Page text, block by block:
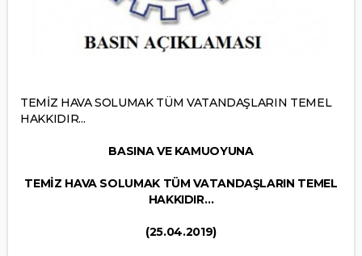
TEMİZ HAVA SOLUMAK TÜM VATANDAŞLARIN TEMEL
HAKKIDIR...
BASINA VE KAMUOYUNA
TEMİZ HAVA SOLUMAK TÜM VATANDAŞLARIN TEMEL
HAKKIDIR…
(25.04.2019)